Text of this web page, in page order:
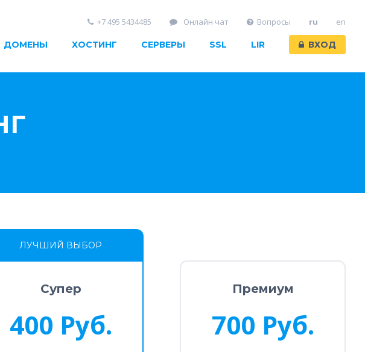
ДОМЕНЫ ХОСТИНГ СЕРВЕРЫ SSL LIR ВХОД
+7 495 5434485 Онлайн чат Вопросы ru en
ЛУЧШИЙ ВЫБОР
Супер
400 Руб.
Премиум
700 Руб.